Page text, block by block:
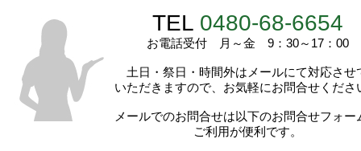
TEL 0480-68-6654
お電話受付 月～金 9：30～17：00
土日・祭日・時間外はメールにて対応させ
いただきますので、お気軽にお問合せくださ
メールでのお問合せは以下のお問合せフォー
ご利用が便利です。